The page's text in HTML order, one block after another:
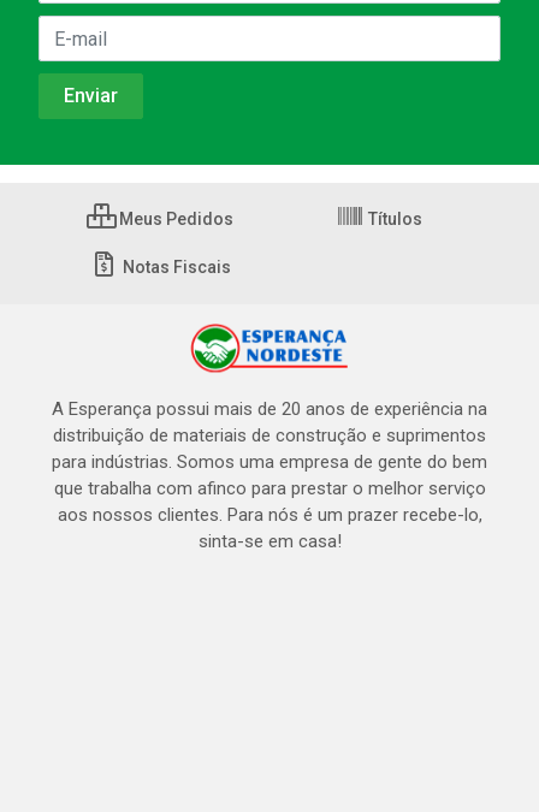
Meus Pedidos Títulos
Notas Fiscais
A Esperança possui mais de 20 anos de experiência na
distribuição de materiais de construção e suprimentos
para indústrias. Somos uma empresa de gente do bem
que trabalha com afinco para prestar o melhor serviço
aos nossos clientes. Para nós é um prazer recebe-lo,
sinta-se em casa!